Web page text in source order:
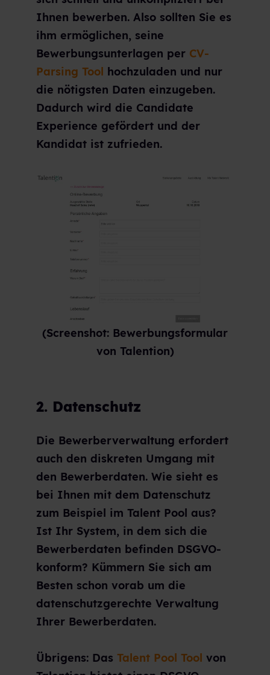
Ihnen bewerben. Also sollten Sie es
ihm ermöglichen, seine
Bewerbungsunterlagen per CV-
Parsing Tool hochzuladen und nur
die nötigsten Daten einzugeben.
Dadurch wird die Candidate
Experience gefördert und der
Kandidat ist zufrieden.
(Screenshot: Bewerbungsformular
von Talention)
2. Datenschutz
Die Bewerberverwaltung erfordert
auch den diskreten Umgang mit
den Bewerberdaten. Wie sieht es
bei Ihnen mit dem Datenschutz
zum Beispiel im Talent Pool aus?
Ist Ihr System, in dem sich die
Bewerberdaten befinden DSGVO-
konform? Kümmern Sie sich am
Besten schon vorab um die
datenschutzgerechte Verwaltung
Ihrer Bewerberdaten.
Übrigens: Das Talent Pool Tool von